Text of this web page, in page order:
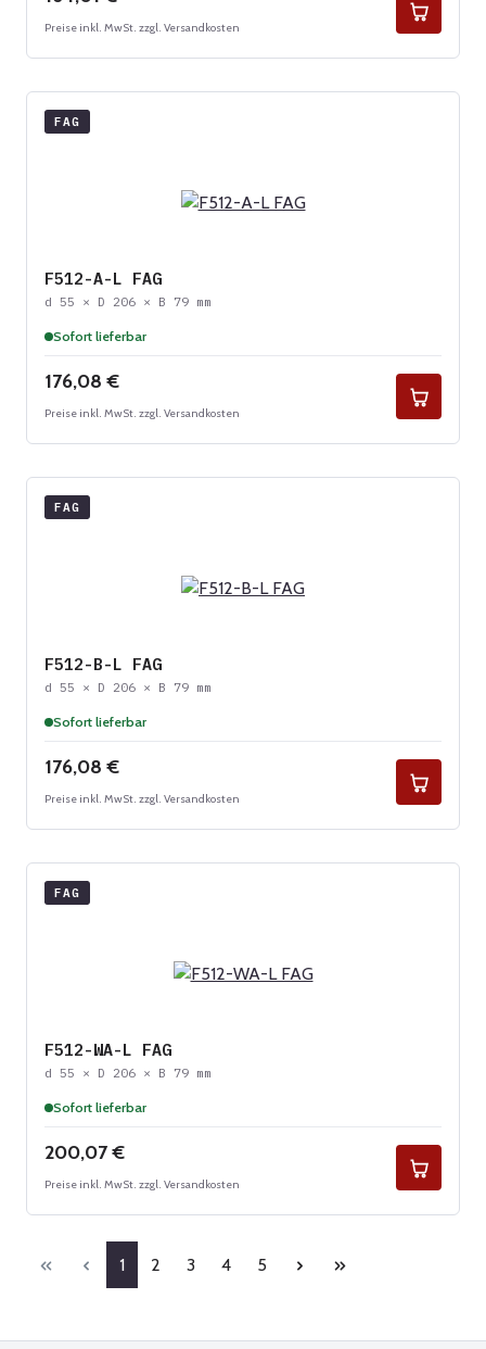
Preise inkl. MwSt. zzgl. Versandkosten
FAG
F512-A-L FAG
d 55 × D 206 × B 79 mm
Sofort lieferbar
Regulärer Preis:
176,08 €
Preise inkl. MwSt. zzgl. Versandkosten
FAG
F512-B-L FAG
d 55 × D 206 × B 79 mm
Sofort lieferbar
Regulärer Preis:
176,08 €
Preise inkl. MwSt. zzgl. Versandkosten
FAG
F512-WA-L FAG
d 55 × D 206 × B 79 mm
Sofort lieferbar
Regulärer Preis:
200,07 €
Preise inkl. MwSt. zzgl. Versandkosten
Seite
1 Seite
2 Seite
3 Seite
4 Seite
5